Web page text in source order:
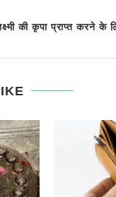
की कृपा प्राप्त करने